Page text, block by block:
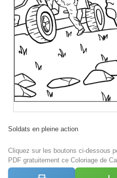
Soldats en pleine action
Cliquez sur les boutons ci-dessous
PDF gratuitement ce Coloriage de